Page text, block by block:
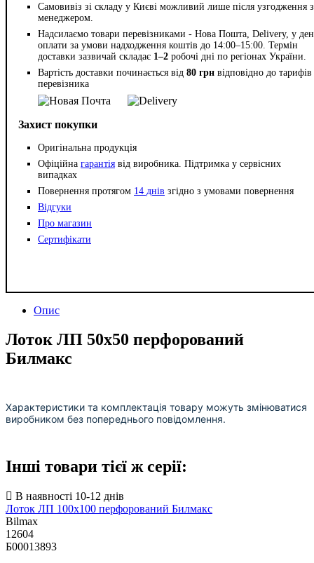
Самовивіз зі складу у Києві можливий лише після узгодження з
менеджером.
Надсилаємо товари перевізниками - Нова Пошта, Delivery, у
оплати за умови надходження коштів до 14:00–15:00. Термін
доставки зазвичай складає 1–2 робочі дні по регіонах України.
Вартість доставки починається від 80 грн відповідно до тарифів
перевізника
Захист покупки
Оригінальна продукція
Офіційна гарантія від виробника. Підтримка у сервісних
випадках
Повернення протягом 14 днів згідно з умовами повернення
Відгуки
Про магазин
Сертифікати
Опис
Лоток ЛП 50х50 перфорований
Билмакс
Характеристики та комплектація товару можуть змінюватися
виробником без попереднього повідомлення.
Інші товари тієї ж серії:
Лоток ЛП 100х100 перфорований Билмакс
Bilmax
12604
Б00013893